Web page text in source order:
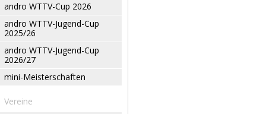
andro WTTV-Cup 2026
andro WTTV-Jugend-Cup
2025/26
andro WTTV-Jugend-Cup
2026/27
mini-Meisterschaften
Vereine